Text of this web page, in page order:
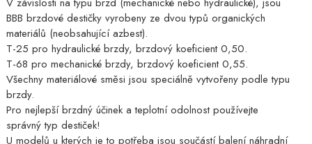
BBB brzdové destičky vyrobeny ze dvou typů organických
materiálů (neobsahující azbest).
T-25 pro hydraulické brzdy, brzdový koeficient 0,50.
T-68 pro mechanické brzdy, brzdový koeficient 0,55.
Všechny materiálové směsi jsou speciálně vytvořeny podle typu
brzdy.
Pro nejlepší brzdný účinek a teplotní odolnost používejte
správný typ destiček!
U modelů u kterých je to potřeba jsou součástí balení náhradní